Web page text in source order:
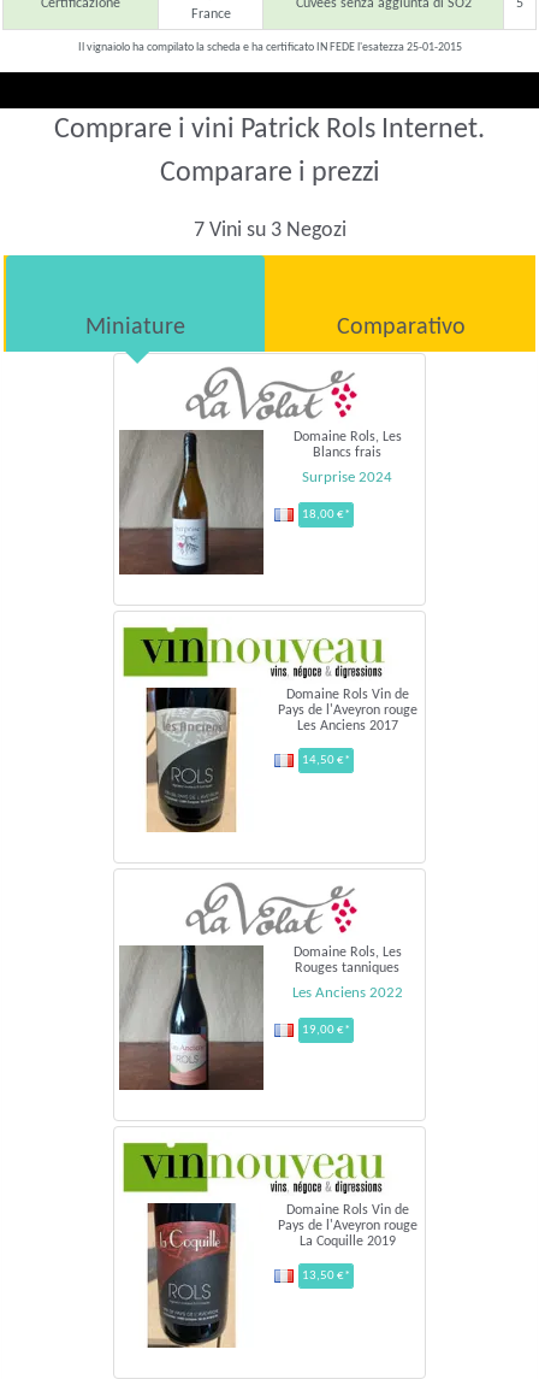
Certificazione
France
Cuvées senza aggiunta di SO2 5
Il vignaiolo ha compilato la scheda e ha certificato IN FEDE l'esatezza 25-01-2015
Comprare i vini Patrick Rols Internet.
Comparare i prezzi
7 Vini su 3 Negozi
Miniature Comparativo
Domaine Rols, Les
Blancs frais
Surprise 2024
18,00 €*
Domaine Rols Vin de
Pays de l'Aveyron rouge
Les Anciens 2017
14,50 €*
Domaine Rols, Les
Rouges tanniques
Les Anciens 2022
19,00 €*
Domaine Rols Vin de
Pays de l'Aveyron rouge
La Coquille 2019
13,50 €*